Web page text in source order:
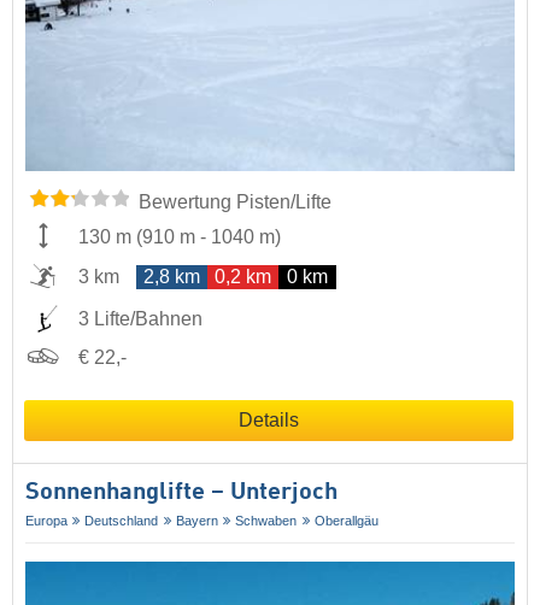
Bewertung Pisten/Lifte
130 m (910 m - 1040 m)
3 km
2,8 km 0,2 km 0 km
3 Lifte/Bahnen
€ 22,-
Details
Sonnenhanglifte – Unterjoch
Europa Deutschland Bayern Schwaben Oberallgäu